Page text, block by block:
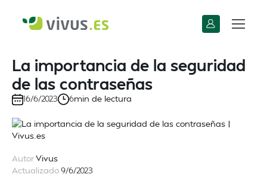
La importancia de la seguridad
de las contraseñas
16/6/2023 6min de lectura
AutorVivus
Actualizado9/6/2023